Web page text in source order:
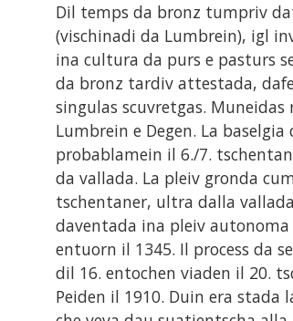
Dil temps da bronz tumpriv
(vischinadi da Lumbrein), igl
ina cultura da purs e pasturs
da bronz tardiv attestada,
singulas scuvretgas.
Lumbrein e Degen. La
probablamein il 6./7.
da vallada. La pleiv gronda
tschentaner, ultra dalla
daventada ina pleiv autonoma
entuorn il 1345. Il process da
dil 16. entochen viaden il 20.
Peiden il 1910. Duin era stada